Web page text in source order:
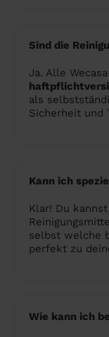
Sind die
Ja. Alle
als
Sicherheit und
Kann ich
Klar! Du
selbst welche
perfekt zu
Wie kann ich